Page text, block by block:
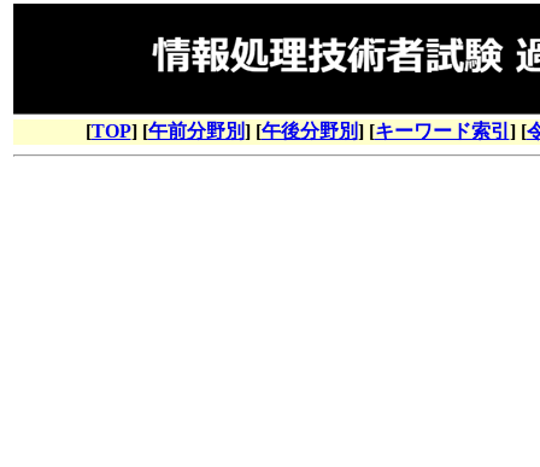
[TOP] [午前分野別] [午後分野別] [キーワード索引 ] [